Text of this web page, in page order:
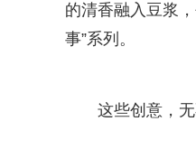
的清香融入豆浆
事”系列。
这些创意，